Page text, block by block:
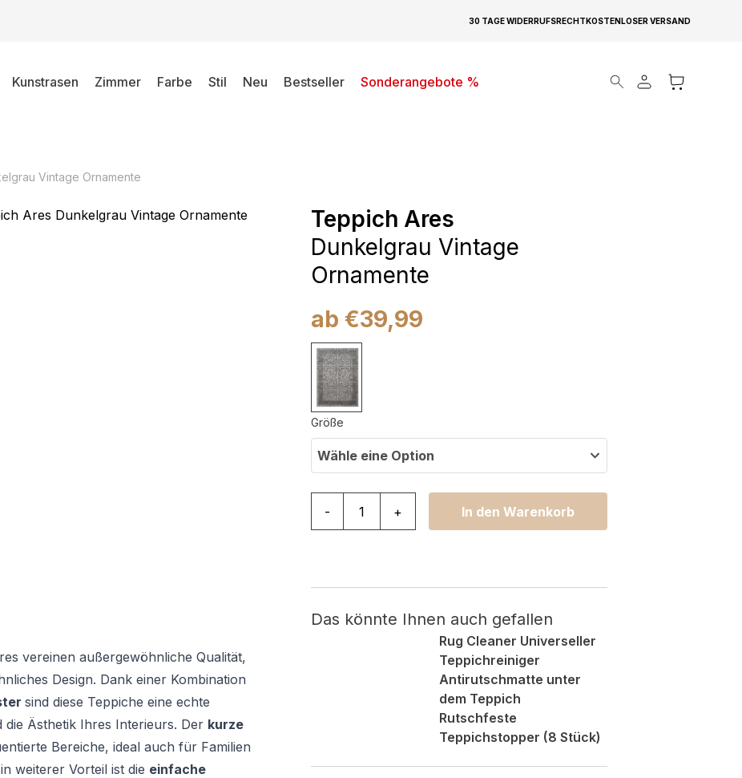
30 TAGE WIDERRUFSRECHTKOSTENLOSER VERSAND
Kunstrasen Zimmer Farbe Stil Neu Bestseller Sonderangebote %
Products search
Vintage Ornamente
vereinen außergewöhnliche Qualität,
Design. Dank einer Kombination
sind diese Teppiche eine echte
Ästhetik Ihres Interieurs. Der kurze
Bereiche, ideal auch für Familien
weiterer Vorteil ist die einfache
Teppich Ares
Dunkelgrau Vintage
Ornamente
ab €39,99
Größe
Wähle eine Option
- + In den Warenkorb
Das könnte Ihnen auch gefallen
Rug Cleaner Universeller
Teppichreiniger
Antirutschmatte unter
dem Teppich
Rutschfeste
Teppichstopper (8 Stück)